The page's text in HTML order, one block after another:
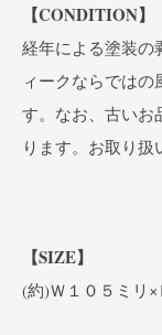
【CONDITION】
経年による塗装の
ィークならでは
す。なお、古いお
ります。お取り扱
【SIZE】
(約)Ｗ１０５ミリ